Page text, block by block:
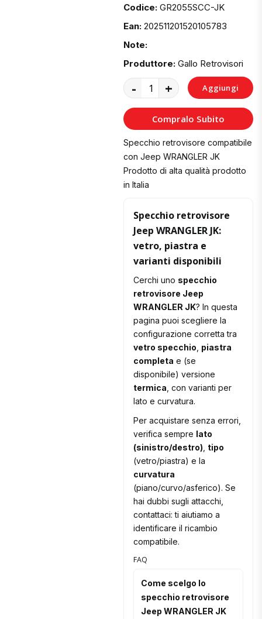
Codice: GR2055SCC-JK
Ean: 202511201520105783
Note:
Produttore: Gallo Retrovisori
- + Aggiungi
al
Carrello
Compralo Subito
Specchio retrovisore compatibile
con Jeep WRANGLER JK
Prodotto di alta qualità prodotto
in Italia
Specchio retrovisore
Jeep WRANGLER JK:
vetro, piastra e
varianti disponibili
Cerchi uno specchio
retrovisore Jeep
WRANGLER JK? In questa
pagina puoi scegliere la
configurazione corretta tra
vetro specchio piastra
completa e (se
disponibile) versione
termica , con varianti per
lato e curvatura.
Per acquistare senza errori,
verifica sempre lato
(sinistro/destro) tipo
(vetro/piastra) e la
curvatura
(piano/curvo/asferico). Se
hai dubbi sugli attacchi,
contattaci: ti aiutiamo a
identificare il ricambio
compatibile.
FAQ
Come scelgo lo
specchio retrovisore
Jeep WRANGLER JK